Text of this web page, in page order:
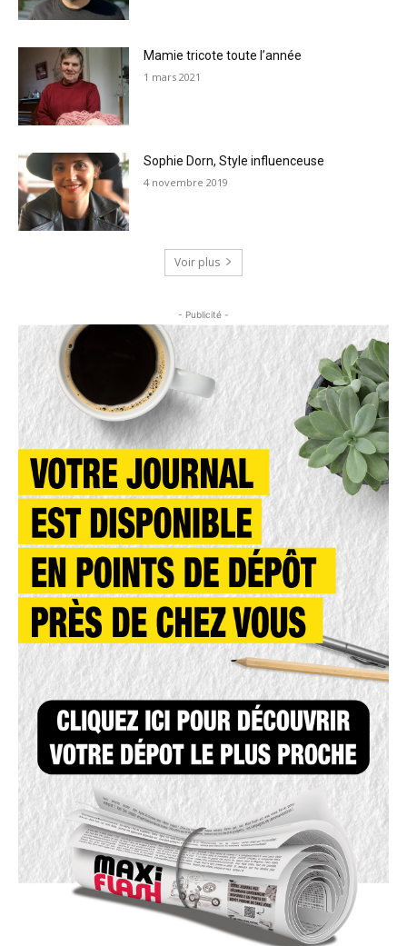
Mamie tricote toute l’année
1 mars 2021
Sophie Dorn, Style influenceuse
4 novembre 2019
Voir plus
- Publicité -